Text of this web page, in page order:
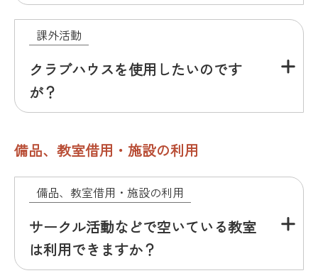
課外活動
クラブハウスを使用したいのです
が？
備品、教室借用・施設の利用
備品、教室借用・施設の利用
サークル活動などで空いている教室
は利用できますか？